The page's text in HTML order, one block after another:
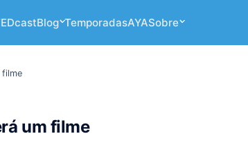
Blog TemporadasAYASobre
filme
um filme